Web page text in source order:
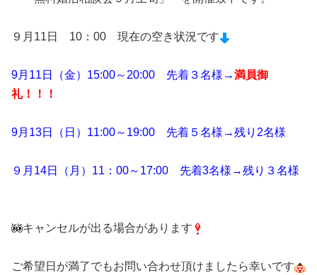
９月11日 10：00 現在の空き状況です
9月11日（金）15:00～20:00 先着３名様→満員御
礼！！！
9月13日（日）11:00～19:00 先着５名様→残り2名様
９月14日（月）11：00～17:00 先着3名様→残り３名様
キャンセルが出る場合があります
ご希望日が満了でもお問い合わせ頂けましたら幸いです